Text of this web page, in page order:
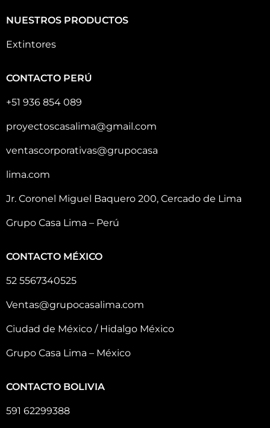
NUESTROS PRODUCTOS
Extintores
CONTACTO PERÚ
+51 936 854 089
proyectoscasalima@gmail.com
ventascorporativas@grupocasa
lima.com
Jr. Coronel Miguel Baquero 200, Cercado de Lima
Grupo Casa Lima – Perú
CONTACTO MÉXICO
52 5567340525
Ventas@grupocasalima.com
Ciudad de México / Hidalgo México
Grupo Casa Lima – México
CONTACTO BOLIVIA
591 62299388